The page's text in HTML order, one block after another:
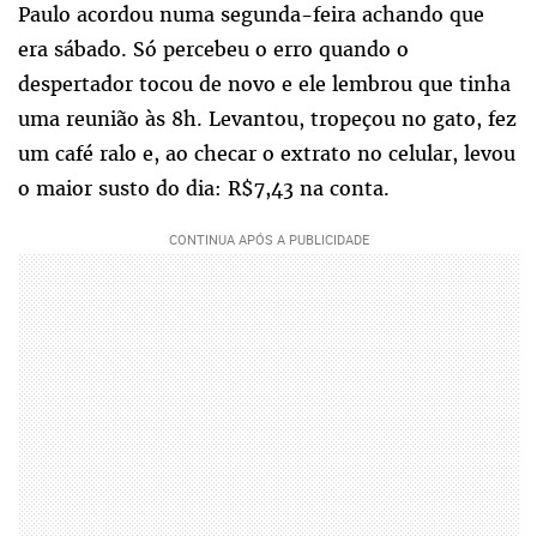
Paulo acordou numa segunda-feira achando que
era sábado. Só percebeu o erro quando o
despertador tocou de novo e ele lembrou que tinha
uma reunião às 8h. Levantou, tropeçou no gato, fez
um café ralo e, ao checar o extrato no celular, levou
o maior susto do dia: R$7,43 na conta.